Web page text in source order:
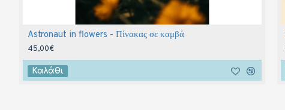
Astronaut in flowers - Πίνακας σε καμβά
45,00€
Καλάθι